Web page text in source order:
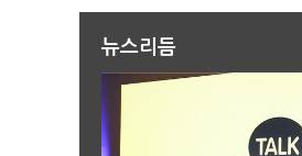
뉴스리듬